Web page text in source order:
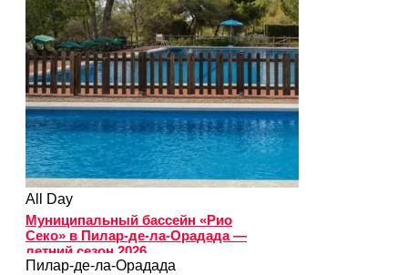
All Day
Муниципальный бассейн «Рио
Секо» в Пилар-де-ла-Орадада —
летний сезон 2026
Пилар-де-ла-Орадада